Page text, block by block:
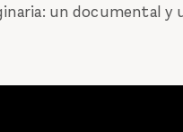
un documental y